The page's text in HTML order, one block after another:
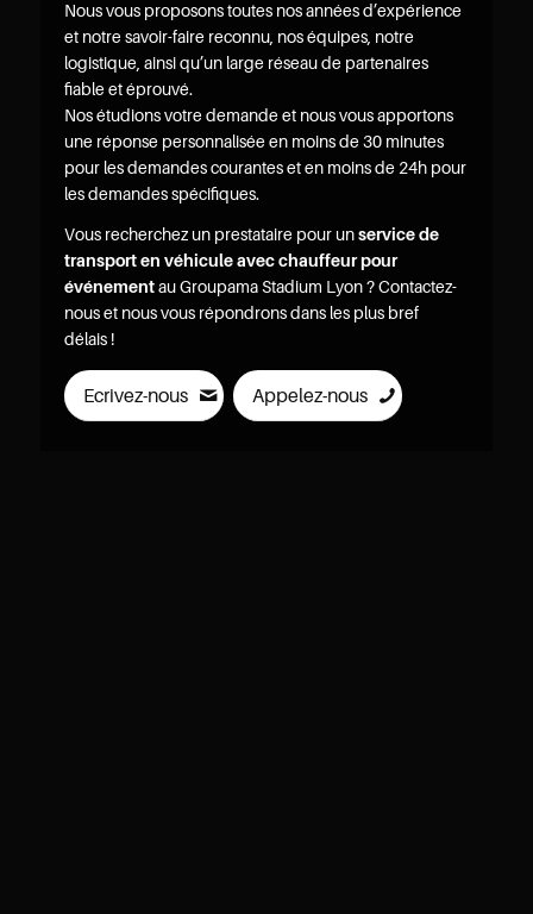
Nous vous proposons toutes nos années d’expérience
et notre savoir-faire reconnu, nos équipes, notre
logistique, ainsi qu’un large réseau de partenaires
fiable et éprouvé.
Nos étudions votre demande et nous vous apportons
une réponse personnalisée en moins de 30 minutes
pour les demandes courantes et en moins de 24h pour
les demandes spécifiques.
Vous recherchez un prestataire pour un service de
transport en véhicule avec chauffeur pour
événement au Groupama Stadium Lyon ? Contactez-
nous et nous vous répondrons dans les plus bref
délais !
Ecrivez-nous Appelez-nous